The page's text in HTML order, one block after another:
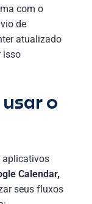
com o
de
atualizado
isso
usar o
aplicativos
Calendar,
seus fluxos